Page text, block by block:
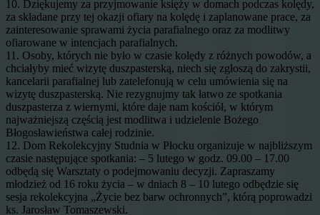
10. Dziękujemy za przyjmowanie księży w domach podczas kolędy,
za składane przy tej okazji ofiary na kolędę i zaplanowane prace, za
zainteresowanie sprawami życia parafialnego oraz za modlitwy
ofiarowane w intencjach parafialnych.
11. Osoby, których nie było w czasie kolędy z różnych powodów, a
chciałyby mieć wizytę duszpasterską, niech się zgłoszą do zakrystii,
kancelarii parafialnej lub zatelefonują w celu umówienia się na
wizytę duszpasterską. Nie rezygnujmy tak łatwo ze spotkania
duszpasterza z wiernymi, które daje nam kościół, w którym
najważniejszą częścią jest modlitwa i udzielenie Bożego
Błogosławieństwa całej rodzinie.
12. Dom Rekolekcyjny Studnia w Płocku organizuje w najbliższym
czasie następujące spotkania: – 5 lutego w godz. 09.00 – 17.00
odbędą się Warsztaty o podejmowaniu decyzji. Zapraszamy
młodzież od 16 roku życia – w dniach 8 – 10 lutego odbędzie się
sesja rekolekcyjna „Życie bez barw ochronnych”, którą poprowadzi
ks. Jarosław Tomaszewski.